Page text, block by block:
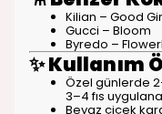
Kilian – Good
Gucci – Bloom
Byredo –
✨Kullanım
Özel günlerde
3–4 fıs
Beyaz çiçek